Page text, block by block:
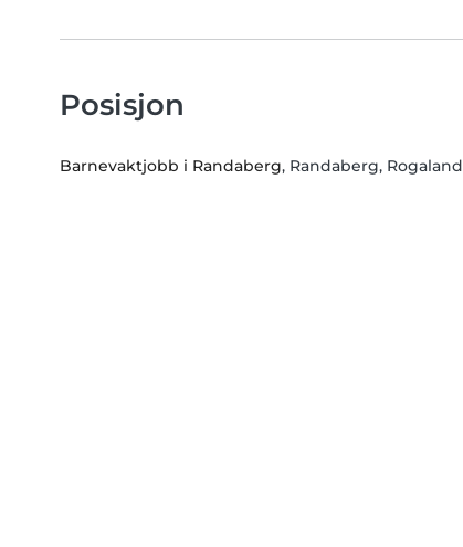
Posisjon
Barnevaktjobb i Randaberg, Randaberg, Rogaland